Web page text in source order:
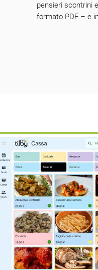
pensieri scontrini
formato PDF – e